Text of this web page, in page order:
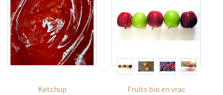
Ketchup
Fruits bio en vrac